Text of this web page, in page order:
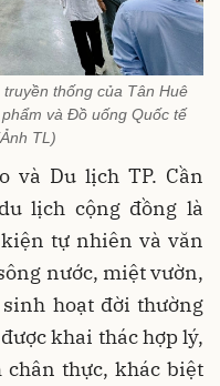
thống của Tân Huê
và Đồ uống Quốc tế
TL)
và Du lịch TP. Cần
lịch cộng đồng là
tự nhiên và văn
nước, miệt vườn,
hoạt đời thường
khai thác hợp lý,
thực, khác biệt